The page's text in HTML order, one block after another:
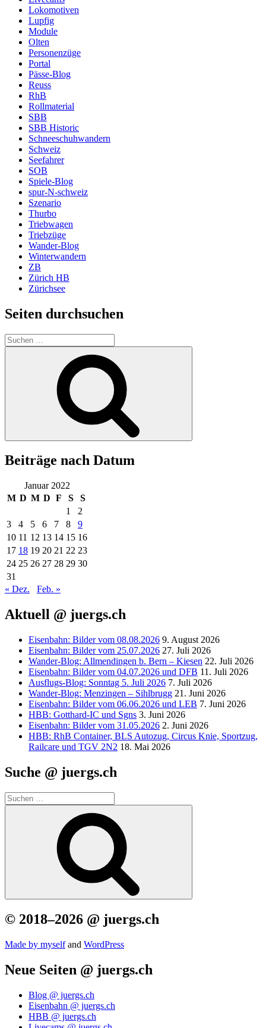
Lokomotiven
Lupfig
Module
Olten
Personenzüge
Portal
Pässe-Blog
Reuss
RhB
Rollmaterial
SBB
SBB Historic
Schneeschuhwandern
Schweiz
Seefahrer
SOB
Spiele-Blog
spur-N-schweiz
Szenario
Thurbo
Triebwagen
Triebzüge
Wander-Blog
Winterwandern
ZB
Zürich HB
Zürichsee
Seiten durchsuchen
Suchen
nach:
Beiträge nach Datum
Januar 2022
M D M D F S
S
1
2
3
4 5 6 7 8
9
10 11 12 13 14 15 16
17 18 19 20 21 22 23
24 25 26 27 28 29 30
31
« Dez.
Feb. »
Aktuell @ juergs.ch
Eisenbahn: Bilder vom 08.08.2026 9. August 2026
Eisenbahn: Bilder vom 25.07.2026 27. Juli 2026
Wander-Blog: Allmendingen b. Bern – Kiesen 22. Juli 2026
Eisenbahn: Bilder vom 04.07.2026 und DFB 11. Juli 2026
Ausflugs-Blog: Sonntag 5. Juli 2026 7. Juli 2026
Wander-Blog: Menzingen – Sihlbrugg 21. Juni 2026
Eisenbahn: Bilder vom 06.06.2026 und LEB 7. Juni 2026
HBB: Gotthard-IC und Sgns 3. Juni 2026
Eisenbahn: Bilder vom 31.05.2026 2. Juni 2026
HBB: RhB Container, BLS Autozug, Circus Knie, Sportzug,
Railcare und TGV 2N2 18. Mai 2026
Suche @ juergs.ch
Suchen
nach:
© 2018–2026 @ juergs.ch
Made by mys­elfand Word­Press
Neue Seiten @ juergs.ch
Blog @ juergs.ch
Eisenbahn @ juergs.ch
HBB @ juergs.ch